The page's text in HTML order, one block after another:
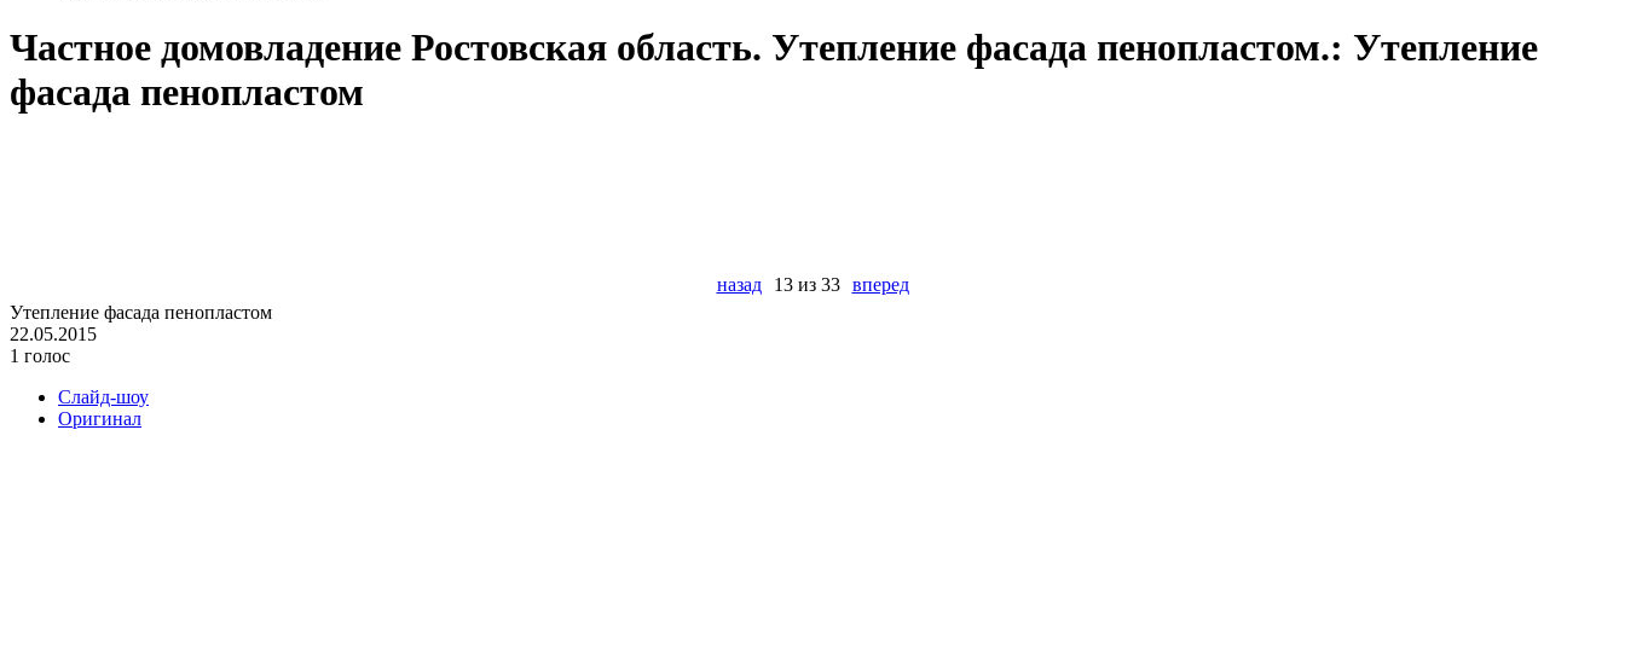
Частное домовладение Ростовская область. Утепление фасада пенопластом.: Утепление
фасада пенопластом
назад 13 из 33
вперед
Утепление фасада пенопластом
22.05.2015
1 голос
Слайд-шоу
Оригинал